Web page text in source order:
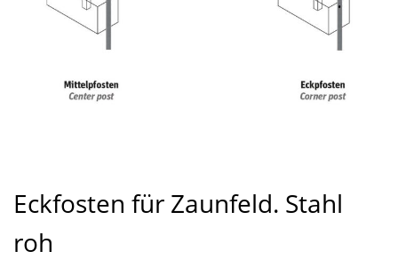
Anfang
der
Bildergalerie
springen
Eckfosten für Zaunfeld. Stahl
roh